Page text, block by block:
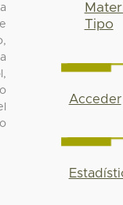
Tipo
Acceder